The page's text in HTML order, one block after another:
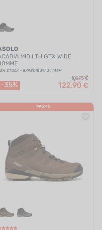
MID LTH GTX WIDE
EN STOCK - EXPÉDIÉ EN 24/48H
-35%
189,95 €
122,90 €
PROMO